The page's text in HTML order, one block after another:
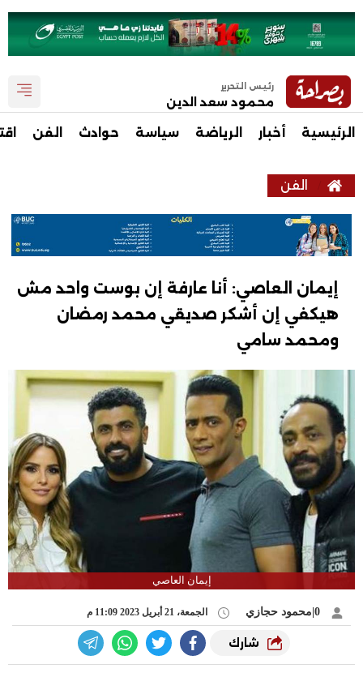
رئيس التحرير
محمود سعد الدين
الرئيسية أخبار الرياضة سياسة حوادث الفن
الفن
إيمان العاصي: أنا عارفة إن بوست واحد مش
هيكفي إن أشكر صديقي محمد رمضان
ومحمد سامي
إيمان العاصي
الجمعة، 21 أبريل 2023 11:09 م
شارك